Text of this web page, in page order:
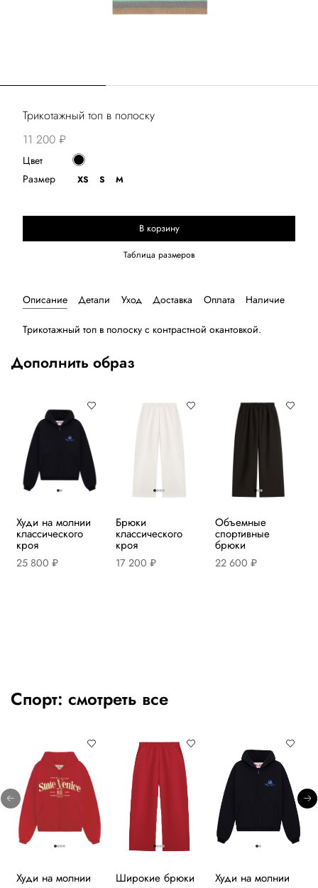
Трикотажный топ в полоску
11 200 ₽
Цвет
В корзину
Выберите размер
Таблица размеров
Размер XS S M
Описание Детали Уход Доставка Оплата Наличие
Трикотажный топ в полоску с контрастной окантовкой.
Дополнить образ
Худи на молнии
классического
кроя
25 800 ₽
Брюки
классического
кроя
17 200 ₽
Объемные
спортивные
брюки
22 600 ₽
Спорт: смотреть все
Худи на молнии Широкие брюки Худи на молнии